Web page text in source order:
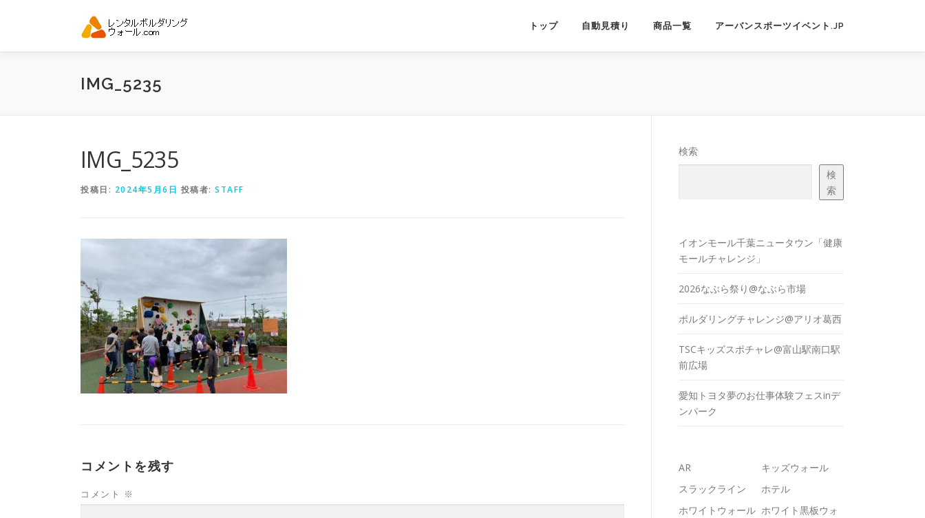
ン
トップ 自動見積り 商品一覧 アーバンスポーツイベント.JP
IMG_5235
IMG_5235
投稿日: 2024年5月6日 投稿者: STAFF
コメントを残す
コメント ※
検索
検
索
イオンモール千葉ニュータウン「健康
モールチャレンジ」
2026なぶら祭り@なぶら市場
ボルダリングチャレンジ@アリオ葛西
TSCキッズスポチャレ@富山駅南口駅
前広場
愛知トヨタ夢のお仕事体験フェスinデ
ンパーク
AR
キッズウォール
スラックライン
ホテル
ホワイトウォール ホワイト黒板ウォ